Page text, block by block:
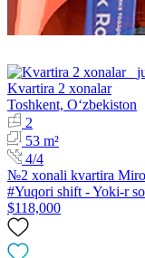
Kvartira 2 xonalar
Toshkent, Oʻzbekiston
2
53 m²
4/4
№2 xonali kvartira
#Yuqori shift - Yoki-r
$118,000